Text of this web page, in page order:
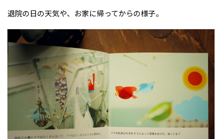
退院の日の天気や、お家に帰ってからの様子。